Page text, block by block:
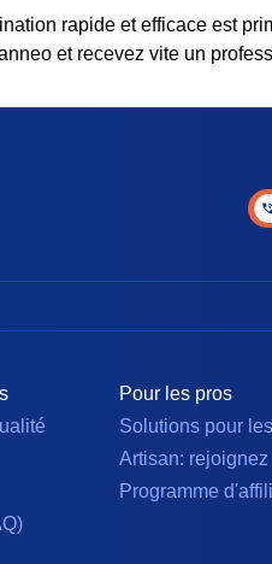
rapide et efficace est
et recevez vite un
Pour les pros
Solutions pour
Artisan:
Programme